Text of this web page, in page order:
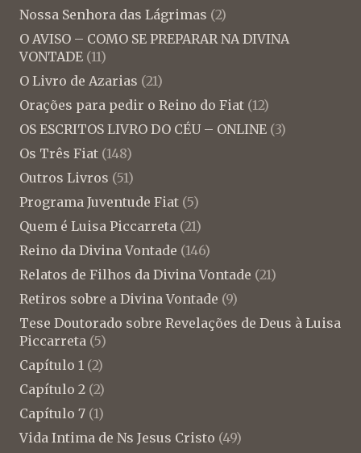
Nossa Senhora das Lágrimas (2)
O AVISO – COMO SE PREPARAR NA DIVINA
VONTADE (11)
O Livro de Azarias (21)
Orações para pedir o Reino do Fiat (12)
OS ESCRITOS LIVRO DO CÉU – ONLINE (3)
Os Três Fiat (148)
Outros Livros (51)
Programa Juventude Fiat (5)
Quem é Luisa Piccarreta (21)
Reino da Divina Vontade (146)
Relatos de Filhos da Divina Vontade (21)
Retiros sobre a Divina Vontade (9)
Tese Doutorado sobre Revelações de Deus à Luisa
Piccarreta (5)
Capítulo 1 (2)
Capítulo 2 (2)
Capítulo 7 (1)
Vida Intima de Ns Jesus Cristo (49)